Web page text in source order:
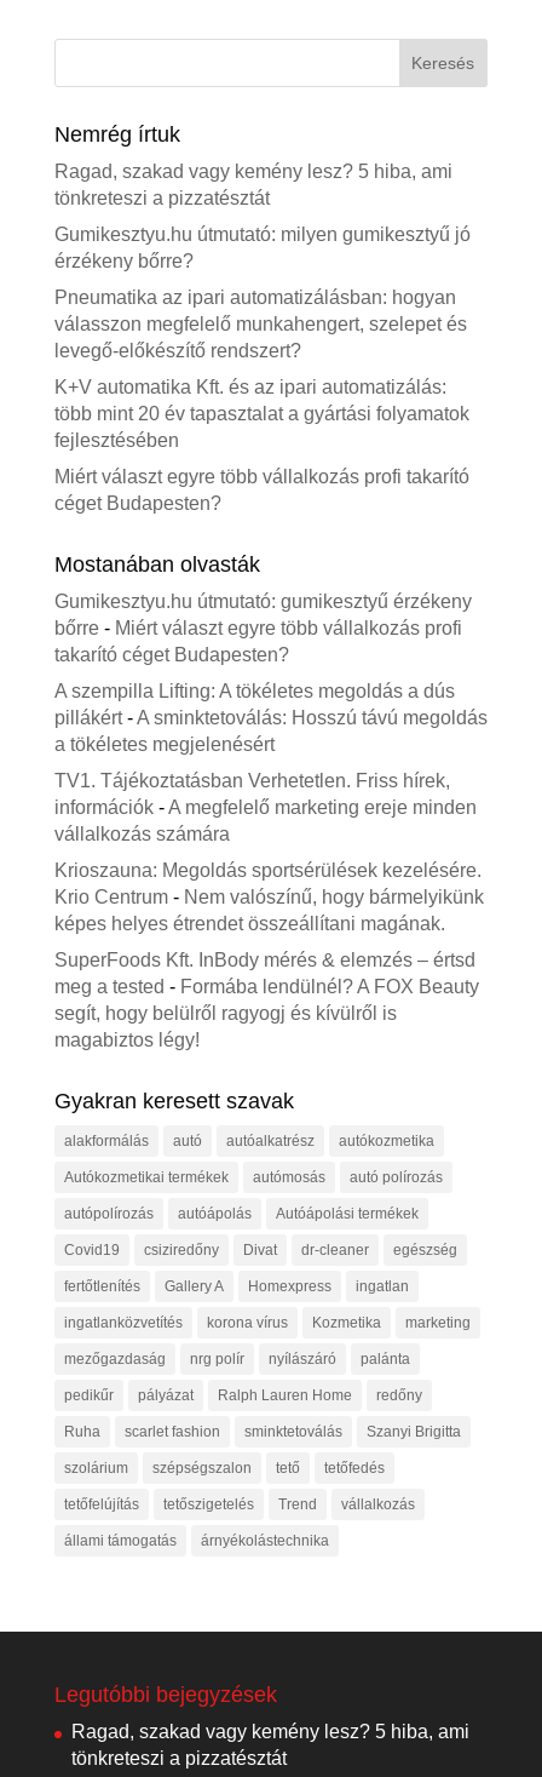
Nemrég írtuk
Ragad, szakad vagy kemény lesz? 5 hiba, ami
tönkreteszi a pizzatésztát
Gumikesztyu.hu útmutató: milyen gumikesztyű jó
érzékeny bőrre?
Pneumatika az ipari automatizálásban: hogyan
válasszon megfelelő munkahengert, szelepet és
levegő-előkészítő rendszert?
K+V automatika Kft. és az ipari automatizálás:
több mint 20 év tapasztalat a gyártási folyamatok
fejlesztésében
Miért választ egyre több vállalkozás profi takarító
céget Budapesten?
Mostanában olvasták
Gumikesztyu.hu útmutató: gumikesztyű érzékeny
bőrre- Miért választ egyre több vállalkozás profi
takarító céget Budapesten?
A szempilla Lifting: A tökéletes megoldás a dús
pillákért-A sminktetoválás: Hosszú távú megoldás
a tökéletes megjelenésért
TV1. Tájékoztatásban Verhetetlen. Friss hírek,
információk-A megfelelő marketing ereje minden
vállalkozás számára
Krioszauna: Megoldás sportsérülések kezelésére.
Krio Centrum- Nem valószínű, hogy bármelyikünk
képes helyes étrendet összeállítani magának.
SuperFoods Kft. InBody mérés & elemzés – értsd
meg a tested - Formába lendülnél? A FOX Beauty
segít, hogy belülről ragyogj és kívülről is
magabiztos légy!
Gyakran keresett szavak
alakformálás autó autóalkatrész autókozmetika
Autókozmetikai termékek autómosás autó polírozás
autópolírozás autóápolás Autóápolási termékek
Covid19 csiziredőny Divat dr-cleaner egészség
fertőtlenítés Gallery A Homexpress ingatlan
ingatlanközvetítés korona vírus Kozmetika marketing
mezőgazdaság nrg polír nyílászáró palánta
pedikűr pályázat Ralph Lauren Home redőny
Ruha scarlet fashion sminktetoválás Szanyi Brigitta
szolárium szépségszalon tető tetőfedés
tetőfelújítás tetőszigetelés Trend vállalkozás
állami támogatás árnyékolástechnika
Legutóbbi bejegyzések
Ragad, szakad vagy kemény lesz? 5 hiba, ami
tönkreteszi a pizzatésztát